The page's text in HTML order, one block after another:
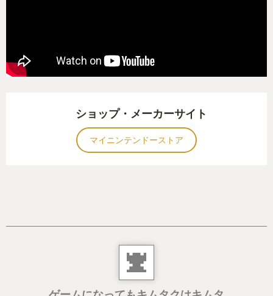
ボスも強くて…いきなり行ったら
１ターンで死んだりしますので皆さんもセーブはマ
ショップ・メーカーサイト
マイニンテンドーストア